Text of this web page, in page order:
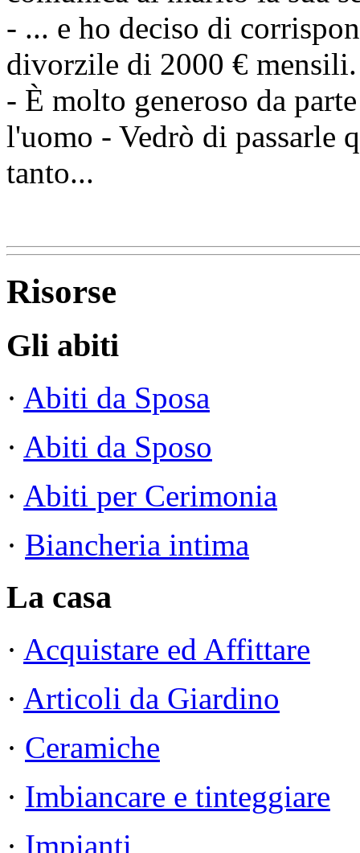
- ... e ho deciso di
divorzile di 2000 € mensili.
- È molto generoso da
l'uomo - Vedrò di passarle
tanto...
Risorse
Gli abiti
· Abiti da Sposa
· Abiti da Sposo
· Abiti per Cerimonia
· Biancheria intima
La casa
· Acquistare ed Affittare
· Articoli da Giardino
· Ceramiche
· Imbiancare e tinteggiare
· Impianti